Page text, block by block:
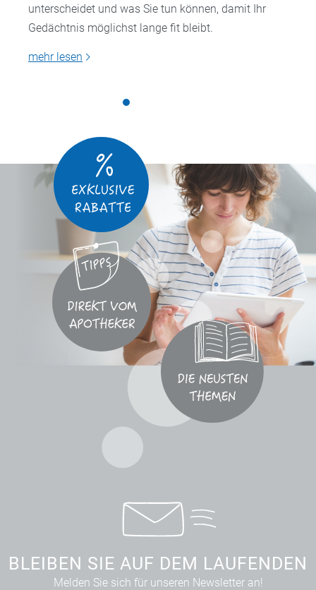
unterscheidet und was Sie tun können, damit Ihr
Gedächtnis möglichst lange fit bleibt.
mehr lesen
BLEIBEN SIE AUF DEM LAUFENDEN
Melden Sie sich für unseren Newsletter an!